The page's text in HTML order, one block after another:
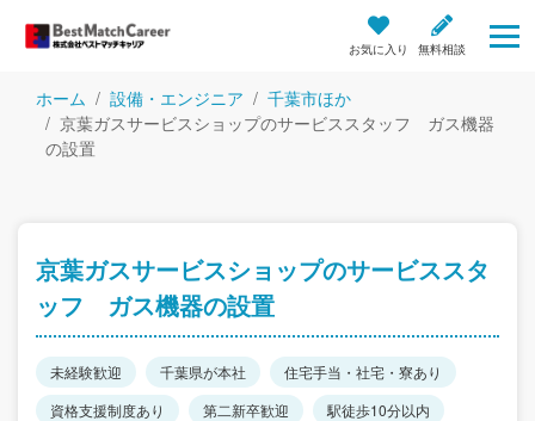
お気に入り 無料相談
ホーム 設備・エンジニア
千葉市ほか
京葉ガスサービスショップのサービススタッフ ガス機器
の設置
京葉ガスサービスショップのサービススタ
ッフ ガス機器の設置
未経験歓迎 千葉県が本社
住宅手当・社宅・寮あり
資格支援制度あり
第二新卒歓迎
駅徒歩10分以内